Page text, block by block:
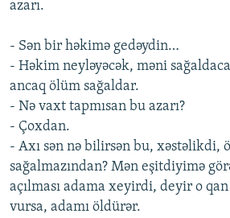
azarı.
- Sən bir həkimə gedəydin…
- Həkim neyləyəcək, məni
ancaq ölüm sağaldar.
- Nə vaxt tapmısan bu azarı?
- Çoxdan.
- Axı sən nə bilirsən bu, xəstəlikdi,
sağalmazından? Mən eşitdiyimə
açılması adama xeyirdi, deyir o qan
vursa, adamı öldürər.